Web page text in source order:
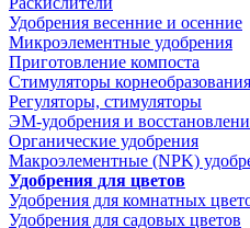
Удобрения весенние и осенние
Микроэлементные удобрения
Приготовление компоста
Стимуляторы корнеобразования
Регуляторы, стимуляторы
ЭМ-удобрения и
Органические удобрения
Макроэлементные (NPK)
Удобрения для цветов
Удобрения для комнатных
Удобрения для садовых цветов